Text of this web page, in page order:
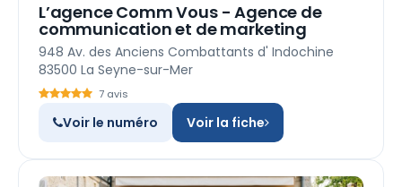
L’agence Comm Vous - Agence de
communication et de marketing
948 Av. des Anciens Combattants d' Indochine
83500 La Seyne-sur-Mer
7 avis
Voir le numéro Voir la fiche